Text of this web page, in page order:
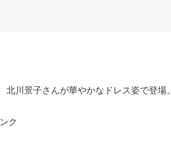
川景子さんが華やかなドレス姿で登場。
ク